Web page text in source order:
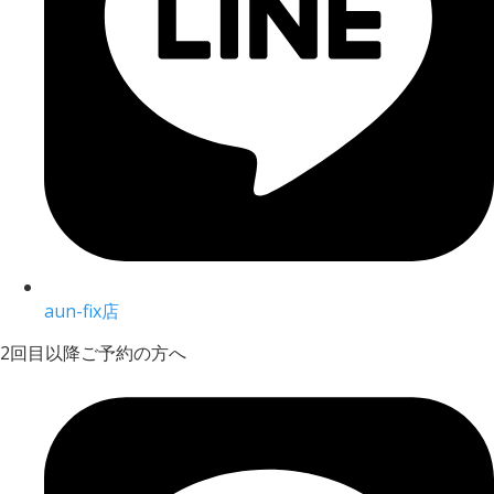
aun-fix店
2回目以降ご予約の方へ